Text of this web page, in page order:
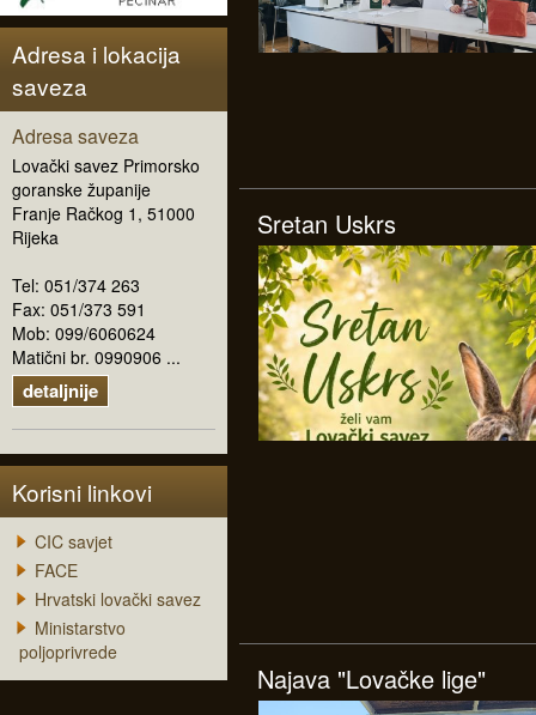
Adresa i lokacija
saveza
Adresa saveza
Lovački savez Primorsko
goranske županije
Franje Račkog 1, 51000
Rijeka
Tel: 051/374 263
Fax: 051/373 591
Mob: 099/6060624
Matični br. 0990906 ...
detaljnije
Korisni linkovi
CIC savjet
FACE
Hrvatski lovački savez
Ministarstvo
poljoprivrede
Sretan Uskrs
Najava "Lovačke lige"